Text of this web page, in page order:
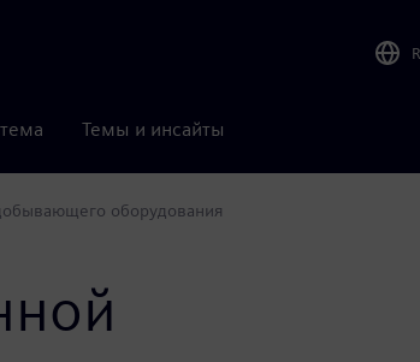
Темы и инсайты
оборудования